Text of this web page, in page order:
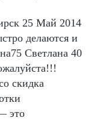
25 Май 2014
делаются и
Светлана 40
скидка
это